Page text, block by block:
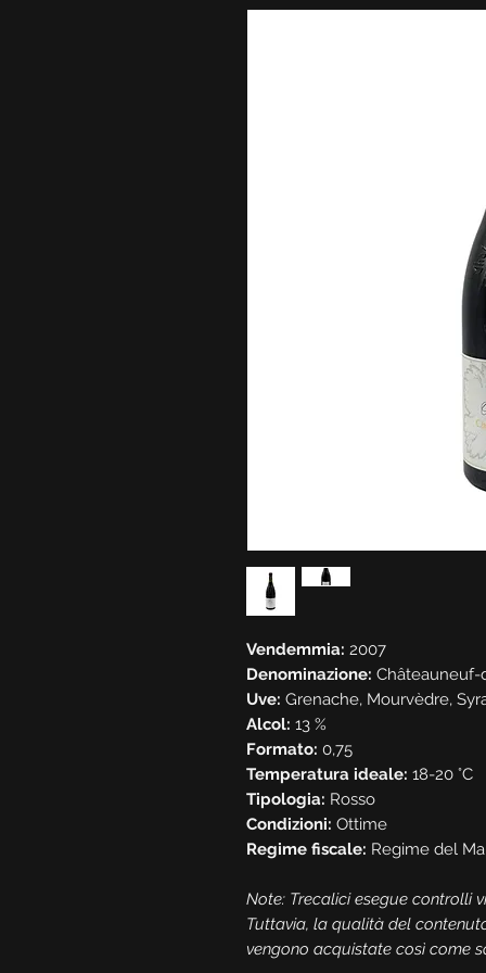
Vendemmia: 2007
Denominazione: Châteauneuf-
Uve: Grenache, Mourvèdre,
Alcol: 13 %
Formato: 0,75
Temperatura ideale: 18-20 °C
Tipologia: Rosso
Condizioni: Ottime
Regime fiscale: Regime del
Note: Trecalici esegue controlli
Tuttavia, la qualità del
vengono acquistate così come